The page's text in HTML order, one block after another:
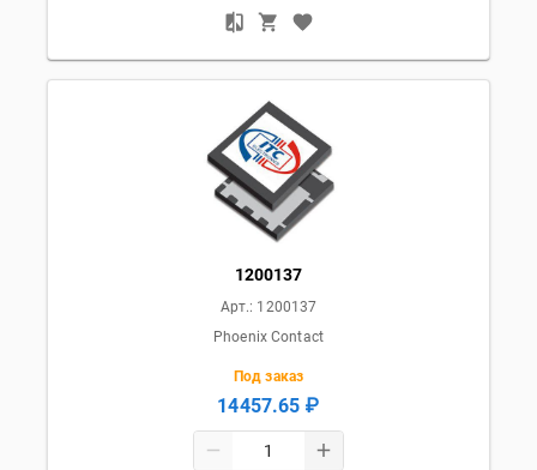
1200137
Арт.: 1200137
Phoenix Contact
Под заказ
14457.65 ₽